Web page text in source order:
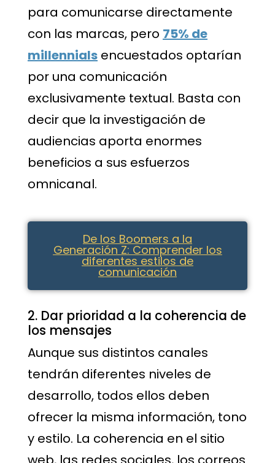
para comunicarse directamente
con las marcas, pero 75% de
millennials encuestados optarían
por una comunicación
exclusivamente textual. Basta con
decir que la investigación de
audiencias aporta enormes
beneficios a sus esfuerzos
omnicanal.
De los Boomers a la
Generación Z: Comprender los
diferentes estilos de
comunicación
2. Dar prioridad a la coherencia de
los mensajes
Aunque sus distintos canales
tendrán diferentes niveles de
desarrollo, todos ellos deben
ofrecer la misma información, tono
y estilo. La coherencia en el sitio